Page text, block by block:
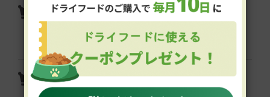
yum yum yum！ ハイシニア 13+
チキン ドライタイプ
キアオラ ドッグ ラム＆レバー